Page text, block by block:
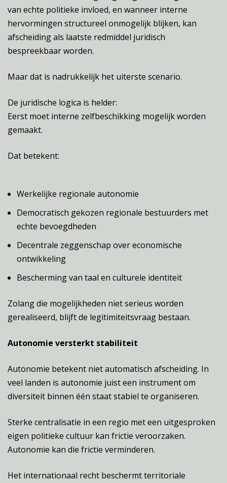
van echte politieke invloed, en wanneer interne
hervormingen structureel onmogelijk blijken, kan
afscheiding als laatste redmiddel juridisch
bespreekbaar worden.
Maar dat is nadrukkelijk het uiterste scenario.
De juridische logica is helder:
Eerst moet interne zelfbeschikking mogelijk worden
gemaakt.
Dat betekent:
Werkelijke regionale autonomie
Democratisch gekozen regionale bestuurders met
echte bevoegdheden
Decentrale zeggenschap over economische
ontwikkeling
Bescherming van taal en culturele identiteit
Zolang die mogelijkheden niet serieus worden
gerealiseerd, blijft de legitimiteitsvraag bestaan.
Autonomie versterkt stabiliteit
Autonomie betekent niet automatisch afscheiding. In
veel landen is autonomie juist een instrument om
diversiteit binnen één staat stabiel te organiseren.
Sterke centralisatie in een regio met een uitgesproken
eigen politieke cultuur kan frictie veroorzaken.
Autonomie kan die frictie verminderen.
Het internationaal recht beschermt territoriale